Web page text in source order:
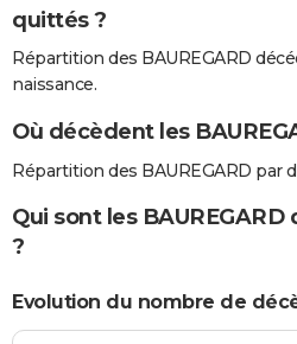
quittés ?
Répartition des BAUREGARD
naissance.
Où décèdent les
Répartition des BAUREGARD par
Qui sont les
?
Evolution du nombre de